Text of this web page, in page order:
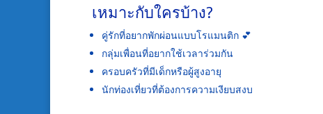
เหมาะกับใครบ้าง?
คู่รักที่อยากพักผ่อนแบบโรแมนติก 💕
กลุ่มเพื่อนที่อยากใช้เวลาร่วมกัน
ครอบครัวที่มีเด็กหรือผู้สูงอายุ
นักท่องเที่ยวที่ต้องการความเงียบสงบ